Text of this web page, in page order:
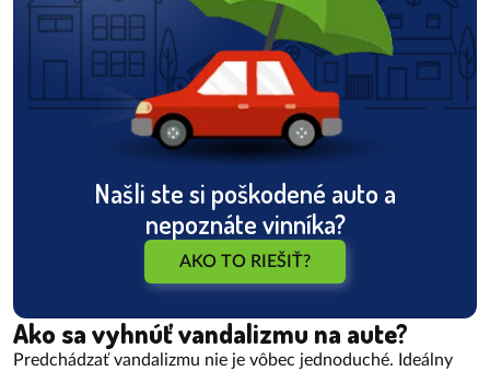
Našli ste si poškodené auto a
nepoznáte vinníka?
AKO TO RIEŠIŤ?
Ako sa vyhnúť vandalizmu na aute?
Predchádzať vandalizmu nie je vôbec jednoduché. Ideálny